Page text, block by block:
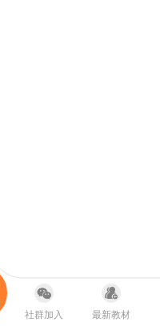
社群加入
最新教材